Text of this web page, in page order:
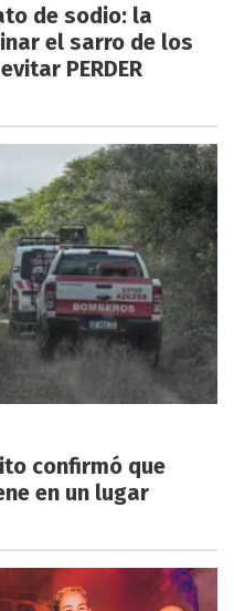
de sodio: la
el sarro de los
PERDER
confirmó que
en un lugar